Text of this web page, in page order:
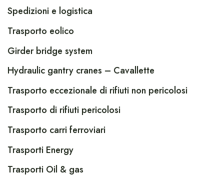
Spedizioni e logistica
Trasporto eolico
Girder bridge system
Hydraulic gantry cranes – Cavallette
Trasporto eccezionale di rifiuti non pericolosi
Trasporto di rifiuti pericolosi
Trasporto carri ferroviari
Trasporti Energy
Trasporti Oil & gas